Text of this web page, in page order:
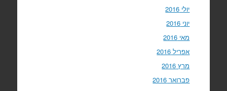
יולי 2016
יוני 2016
מאי 2016
אפריל 2016
מרץ 2016
פברואר 2016